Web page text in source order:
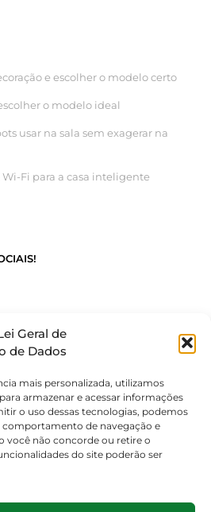
Geral de
de Dados
mais personalizada, utilizamos
armazenar e acessar informações
o uso dessas tecnologias, podemos
comportamento de navegação e
você não concorde ou retire o
do site poderão ser
e escolher o modelo certo
o modelo ideal
usar na sala sem exagerar na
Fi para a casa inteligente
iluminação, elétrica e smart home.
– CNPJ 55.267.682/0001-95